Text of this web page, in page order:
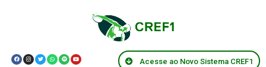
Acesse ao Novo Sistema CREF1